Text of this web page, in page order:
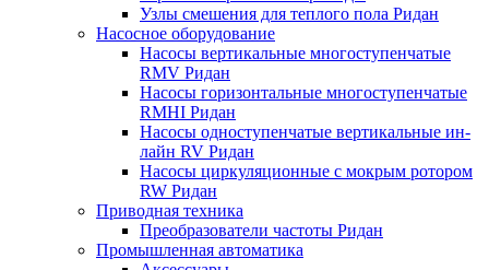
Узлы смешения для теплого пола Ридан
Насосное оборудование
Насосы вертикальные многоступенчатые
RMV Ридан
Насосы горизонтальные многоступенчатые
RMHI Ридан
Насосы одноступенчатые вертикальные ин-
лайн RV Ридан
Насосы циркуляционные с мокрым ротором
RW Ридан
Приводная техника
Преобразователи частоты Ридан
Промышленная автоматика